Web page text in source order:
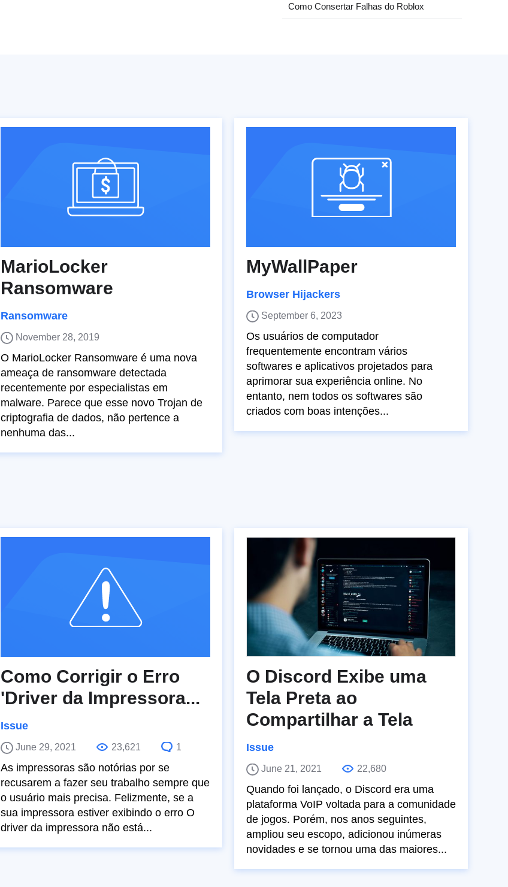
Como Consertar Falhas do Roblox
MarioLocker
Ransomware
Ransomware
November 28, 2019
O MarioLocker Ransomware é uma nova
ameaça de ransomware detectada
recentemente por especialistas em
malware. Parece que esse novo Trojan de
criptografia de dados, não pertence a
nenhuma das...
MyWallPaper
Browser Hijackers
September 6, 2023
Os usuários de computador
frequentemente encontram vários
softwares e aplicativos projetados para
aprimorar sua experiência online. No
entanto, nem todos os softwares são
criados com boas intenções...
Como Corrigir o Erro
'Driver da Impressora...
Issue
June 29, 2021 23,621 1
As impressoras são notórias por se
recusarem a fazer seu trabalho sempre que
o usuário mais precisa. Felizmente, se a
sua impressora estiver exibindo o erro O
driver da impressora não está...
O Discord Exibe uma
Tela Preta ao
Compartilhar a Tela
Issue
June 21, 2021 22,680
Quando foi lançado, o Discord era uma
plataforma VoIP voltada para a comunidade
de jogos. Porém, nos anos seguintes,
ampliou seu escopo, adicionou inúmeras
novidades e se tornou uma das maiores...